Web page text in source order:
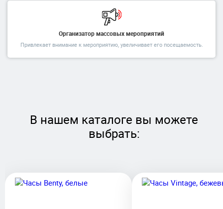
Организатор массовых мероприятий
Привлекает внимание к мероприятию, увеличивает его посещаемость.
В нашем каталоге вы можете
выбрать: